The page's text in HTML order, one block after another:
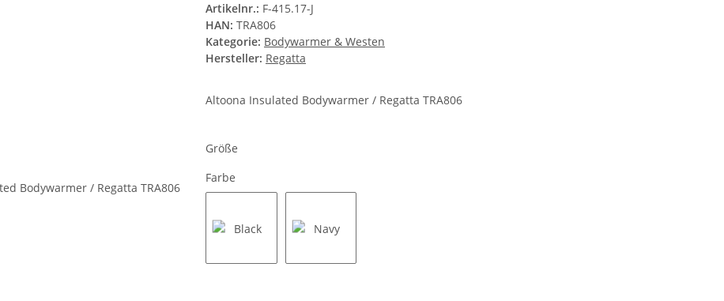
Artikelnr.: F-415.17-J
HAN: TRA806
Kategorie: Bodywarmer & Westen
Hersteller: Regatta
Altoona Insulated Bodywarmer / Regatta TRA806
Größe
Farbe